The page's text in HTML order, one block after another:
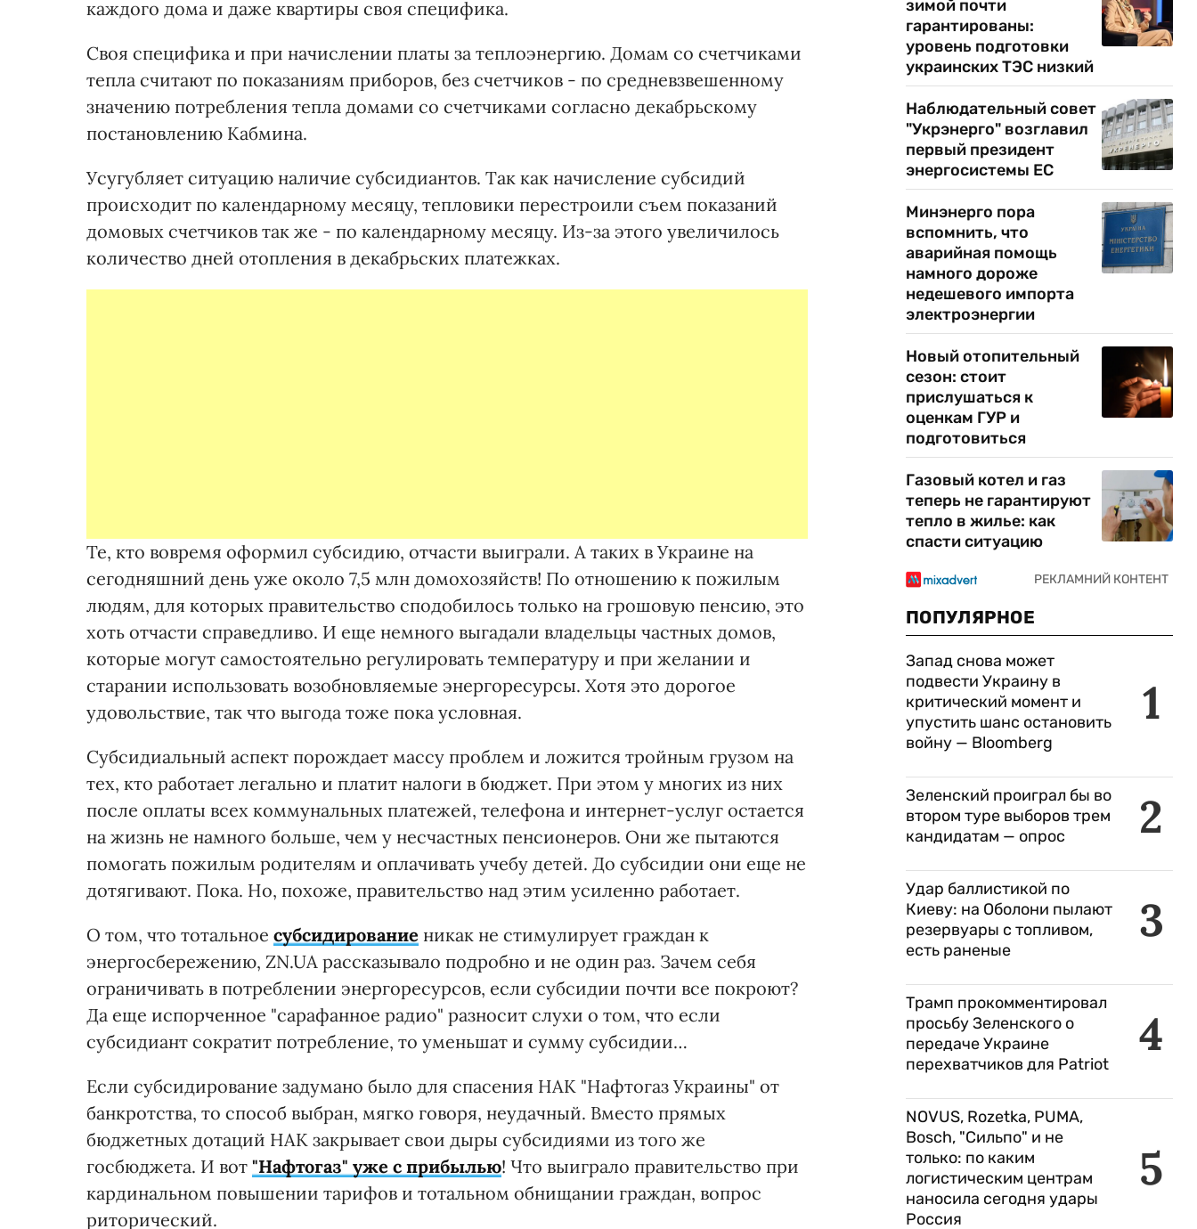
каждого дома и даже квартиры своя специфика.
Своя специфика и при начислении платы за теплоэнергию. Домам со счетчиками
тепла считают по показаниям приборов, без счетчиков - по средневзвешенному
значению потребления тепла домами со счетчиками согласно декабрьскому
постановлению Кабмина.
Усугубляет ситуацию наличие субсидиантов. Так как начисление субсидий
происходит по календарному месяцу, тепловики перестроили съем показаний
домовых счетчиков так же - по календарному месяцу. Из-за этого увеличилось
количество дней отопления в декабрьских платежках.
Те, кто вовремя оформил субсидию, отчасти выиграли. А таких в Украине на
сегодняшний день уже около 7,5 млн домохозяйств! По отношению к пожилым
людям, для которых правительство сподобилось только на грошовую пенсию, это
хоть отчасти справедливо. И еще немного выгадали владельцы частных домов,
которые могут самостоятельно регулировать температуру и при желании и
старании использовать возобновляемые энергоресурсы. Хотя это дорогое
удовольствие, так что выгода тоже пока условная.
Субсидиальный аспект порождает массу проблем и ложится тройным грузом на
тех, кто работает легально и платит налоги в бюджет. При этом у многих из них
после оплаты всех коммунальных платежей, телефона и интернет-услуг остается
на жизнь не намного больше, чем у несчастных пенсионеров. Они же пытаются
помогать пожилым родителям и оплачивать учебу детей. До субсидии они еще не
дотягивают. Пока. Но, похоже, правительство над этим усиленно работает.
О том, что тотальное субсидирование никак не стимулирует граждан к
энергосбережению, ZN.UA рассказывало подробно и не один раз. Зачем себя
ограничивать в потреблении энергоресурсов, если субсидии почти все покроют?
Да еще испорченное "сарафанное радио" разносит слухи о том, что если
субсидиант сократит потребление, то уменьшат и сумму субсидии…
Если субсидирование задумано было для спасения НАК "Нафтогаз Украины" от
банкротства, то способ выбран, мягко говоря, неудачный. Вместо прямых
бюджетных дотаций НАК закрывает свои дыры субсидиями из того же
госбюджета. И вот "Нафтогаз" уже с прибылью! Что выиграло правительство при
кардинальном повышении тарифов и тотальном обнищании граждан, вопрос
риторический.
зимой почти
гарантированы:
уровень подготовки
украинских ТЭС низкий
Наблюдательный совет
"Укрэнерго" возглавил
первый президент
энергосистемы ЕС
Минэнерго пора
вспомнить, что
аварийная помощь
намного дороже
недешевого импорта
электроэнергии
Новый отопительный
сезон: стоит
прислушаться к
оценкам ГУР и
подготовиться
Газовый котел и газ
теперь не гарантируют
тепло в жилье: как
спасти ситуацию
ПОПУЛЯРНОЕ
1
Запад снова может
подвести Украину в
критический момент и
упустить шанс остановить
войну — Bloomberg
2
Зеленский проиграл бы во
втором туре выборов трем
кандидатам — опрос
3
Удар баллистикой по
Киеву: на Оболони пылают
резервуары с топливом,
есть раненые
4
Трамп прокомментировал
просьбу Зеленского о
передаче Украине
перехватчиков для Patriot
5
NOVUS, Rozetka, PUMA,
Bosch, "Сильпо" и не
только: по каким
логистическим центрам
наносила сегодня удары
Россия